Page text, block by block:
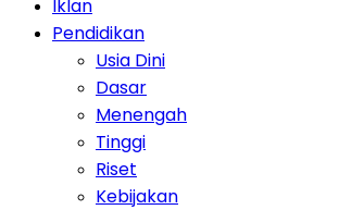
Iklan
Pendidikan
Usia Dini
Dasar
Menengah
Tinggi
Riset
Kebijakan